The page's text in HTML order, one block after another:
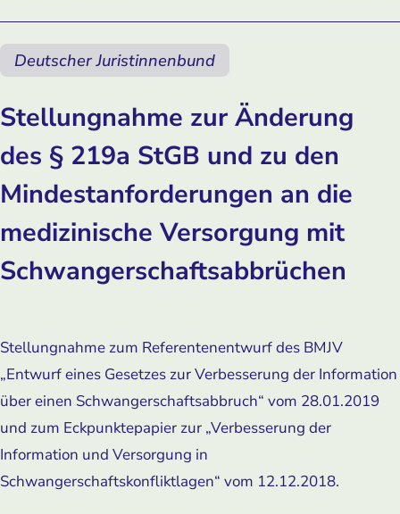
Deutscher Juristinnenbund
Stellungnahme zur Änderung
des § 219a StGB und zu den
Mindestanforderungen an die
medizinische Versorgung mit
Schwangerschaftsabbrüchen
Stellungnahme zum Referentenentwurf des BMJV
„Entwurf eines Gesetzes zur Verbesserung der Information
über einen Schwangerschaftsabbruch“ vom 28.01.2019
und zum Eckpunktepapier zur „Verbesserung der
Information und Versorgung in
Schwangerschaftskonfliktlagen“ vom 12.12.2018.